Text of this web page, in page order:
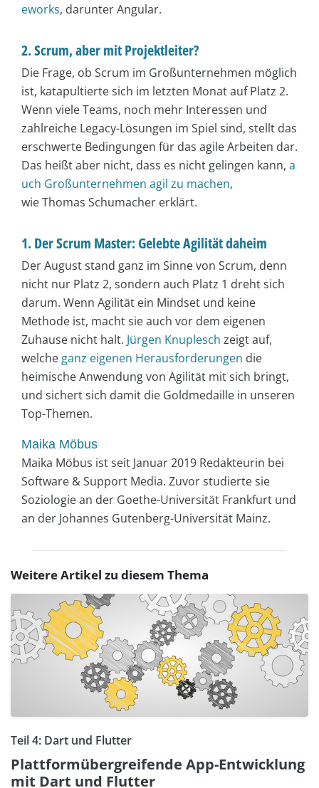
eworks, darunter Angular.
2. Scrum, aber mit Projektleiter?
Die Frage, ob Scrum im Großunternehmen möglich
ist, katapultierte sich im letzten Monat auf Platz 2.
Wenn viele Teams, noch mehr Interessen und
zahlreiche Legacy-Lösungen im Spiel sind, stellt das
erschwerte Bedingungen für das agile Arbeiten dar.
Das heißt aber nicht, dass es nicht gelingen kann, a
uch Großunternehmen agil zu machen,
wie Thomas Schumacher erklärt.
1. Der Scrum Master: Gelebte Agilität daheim
Der August stand ganz im Sinne von Scrum, denn
nicht nur Platz 2, sondern auch Platz 1 dreht sich
darum. Wenn Agilität ein Mindset und keine
Methode ist, macht sie auch vor dem eigenen
Zuhause nicht halt. Jürgen Knuplesch zeigt auf,
welche ganz eigenen Herausforderungen die
heimische Anwendung von Agilität mit sich bringt,
und sichert sich damit die Goldmedaille in unseren
Top-Themen.
Maika Möbus
Maika Möbus ist seit Januar 2019 Redakteurin bei
Software & Support Media. Zuvor studierte sie
Soziologie an der Goethe-Universität Frankfurt und
an der Johannes Gutenberg-Universität Mainz.
Weitere Artikel zu diesem Thema
Teil 4: Dart und Flutter
Plattformübergreifende App-Entwicklung
mit Dart und Flutter